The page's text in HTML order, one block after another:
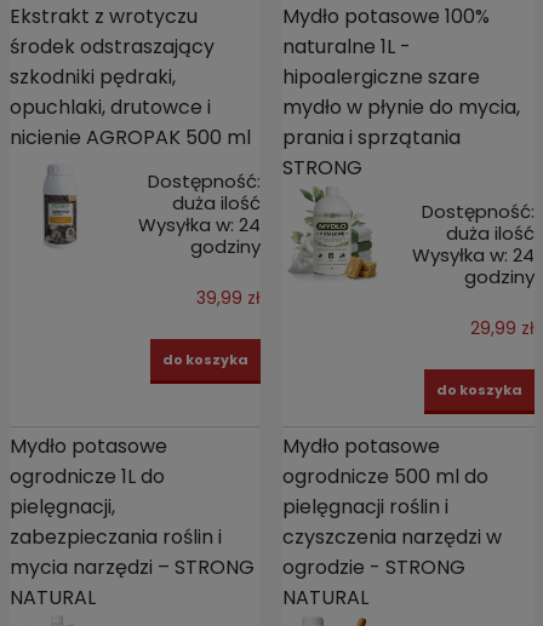
Ekstrakt z wrotyczu
środek odstraszający
szkodniki pędraki,
opuchlaki, drutowce i
nicienie AGROPAK 500 ml
Dostępność:
duża ilość
Wysyłka w: 24
godziny
39,99 zł
do koszyka
Mydło potasowe 100%
naturalne 1L -
hipoalergiczne szare
mydło w płynie do mycia,
prania i sprzątania
STRONG
Dostępność:
duża ilość
Wysyłka w: 24
godziny
29,99 zł
do koszyka
Mydło potasowe
ogrodnicze 1L do
pielęgnacji,
zabezpieczania roślin i
mycia narzędzi – STRONG
NATURAL
Mydło potasowe
ogrodnicze 500 ml do
pielęgnacji roślin i
czyszczenia narzędzi w
ogrodzie - STRONG
NATURAL